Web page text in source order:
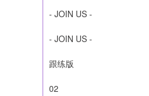
- JOIN US -
- JOIN US -
跟练版
02